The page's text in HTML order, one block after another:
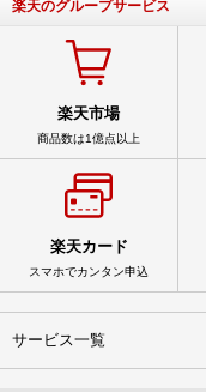
楽天のグループサービス
楽天市場
商品数は1億点以上
楽天カード
スマホでカンタン申込
サービス一覧